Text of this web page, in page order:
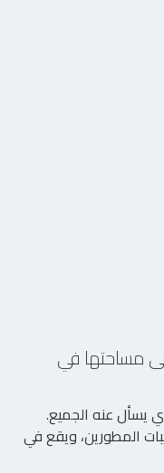
مساحتها في
يسأل عنه الجميع.
المطورين، ويقع في